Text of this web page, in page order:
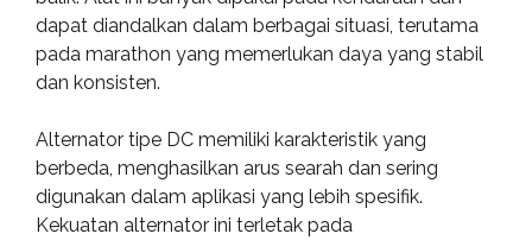
dapat diandalkan dalam berbagai situasi, terutama
pada marathon yang memerlukan daya yang stabil
dan konsisten.
Alternator tipe DC memiliki karakteristik yang
berbeda, menghasilkan arus searah dan sering
digunakan dalam aplikasi yang lebih spesifik.
Kekuatan alternator ini terletak pada